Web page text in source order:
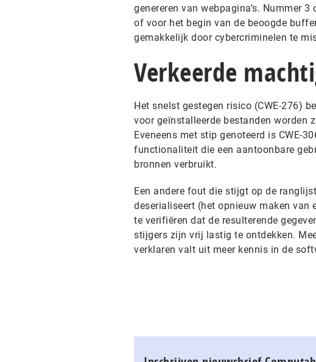
genereren van webpagina’s. Nummer
of voor het begin van de beoogde
gemakkelijk door cybercriminelen te
Verkeerde
Het snelst gestegen risico (CWE-276)
voor geïnstalleerde bestanden worden
Eveneens met stip genoteerd is CWE-
functionaliteit die een aantoonbare
bronnen verbruikt.
Een andere fout die stijgt op de
deserialiseert (het opnieuw maken van
te verifiëren dat de resulterende
stijgers zijn vrij lastig te ontdekken.
verklaren valt uit meer kennis in de